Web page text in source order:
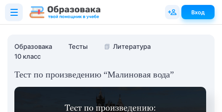
Образовака Тесты 📗 Литература
10 класс
Тест по произведению “Малиновая вода”
Вход